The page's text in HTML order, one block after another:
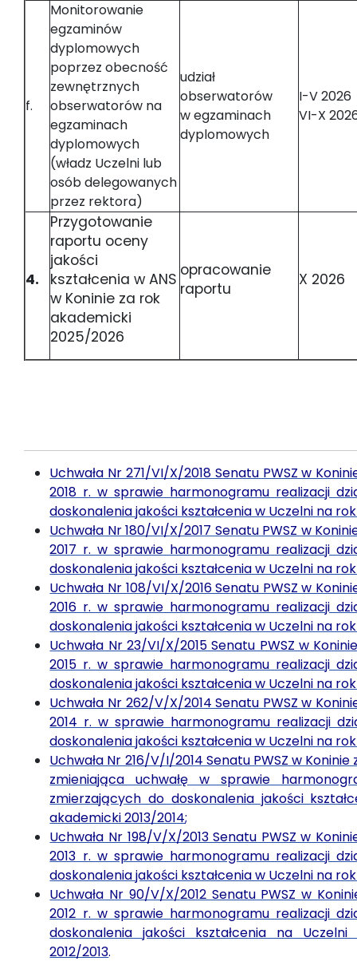
f.
Monitorowanie
egzaminów
dyplomowych
poprzez obecność
zewnętrznych
obserwatorów na
egzaminach
dyplomowych
(władz Uczelni lub
osób delegowanych
przez rektora)
udział
obserwatorów
w egzaminach
dyplomowych
I-V 2026
VI-X
4.
Przygotowanie
raportu oceny
jakości
kształcenia w ANS
w Koninie za rok
akademicki
2025/2026
opracowanie
raportu
X 2026
Uchwała Nr 271/VI/X/2018 Senatu PWSZ w
2018 r. w sprawie harmonogramu realizacji
doskonalenia jakości kształcenia w Uczelni na
Uchwała Nr 180/VI/X/2017 Senatu PWSZ w
2017 r. w sprawie harmonogramu realizacji
doskonalenia jakości kształcenia w Uczelni na
Uchwała Nr 108/VI/X/2016 Senatu PWSZ w
2016 r. w sprawie harmonogramu realizacji
doskonalenia jakości kształcenia w Uczelni na
Uchwała Nr 23/VI/X/2015 Senatu PWSZ w
2015 r. w sprawie harmonogramu realizacji
doskonalenia jakości kształcenia w Uczelni na
Uchwała Nr 262/V/X/2014 Senatu PWSZ w
2014 r. w sprawie harmonogramu realizacji
doskonalenia jakości kształcenia w Uczelni na
Uchwała Nr 216/V/I/2014 Senatu PWSZ w Koninie
zmieniająca uchwałę w sprawie
zmierzających do doskonalenia jakości
akademicki 2013/2014;
Uchwała Nr 198/V/X/2013 Senatu PWSZ w
2013 r. w sprawie harmonogramu realizacji
doskonalenia jakości kształcenia w Uczelni na
Uchwała Nr 90/V/X/2012 Senatu PWSZ w
2012 r. w sprawie harmonogramu realizacji
doskonalenia jakości kształcenia na
2012/2013.